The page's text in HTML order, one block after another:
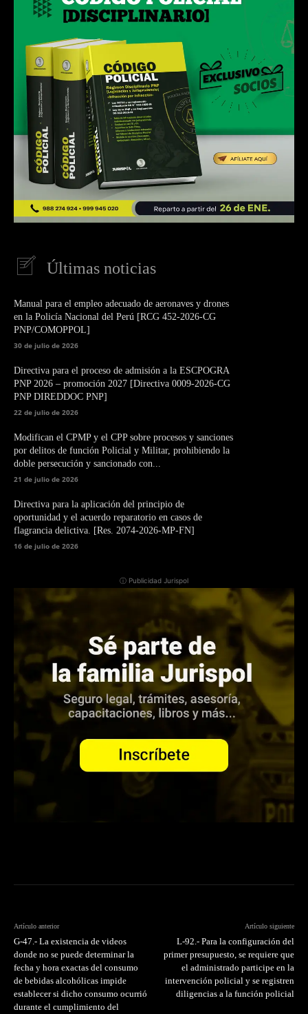
Últimas noticias
Manual para el empleo adecuado de aeronaves y drones
en la Policía Nacional del Perú [RCG 452-2026-CG
PNP/COMOPPOL]
30 de julio de 2026
Directiva para el proceso de admisión a la ESCPOGRA
PNP 2026 – promoción 2027 [Directiva 0009-2026-CG
PNP DIREDDOC PNP]
22 de julio de 2026
Modifican el CPMP y el CPP sobre procesos y sanciones
por delitos de función Policial y Militar, prohibiendo la
doble persecución y sancionado con...
21 de julio de 2026
Directiva para la aplicación del principio de
oportunidad y el acuerdo reparatorio en casos de
flagrancia delictiva. [Res. 2074-2026-MP-FN]
16 de julio de 2026
ⓘ Publicidad Jurispol
Artículo anterior
G-47.- La existencia de videos
donde no se puede determinar la
fecha y hora exactas del consumo
de bebidas alcohólicas impide
establecer si dicho consumo ocurrió
durante el cumplimiento del
Artículo siguiente
L-92.- Para la configuración del
primer presupuesto, se requiere que
el administrado participe en la
intervención policial y se registren
diligencias a la función policial